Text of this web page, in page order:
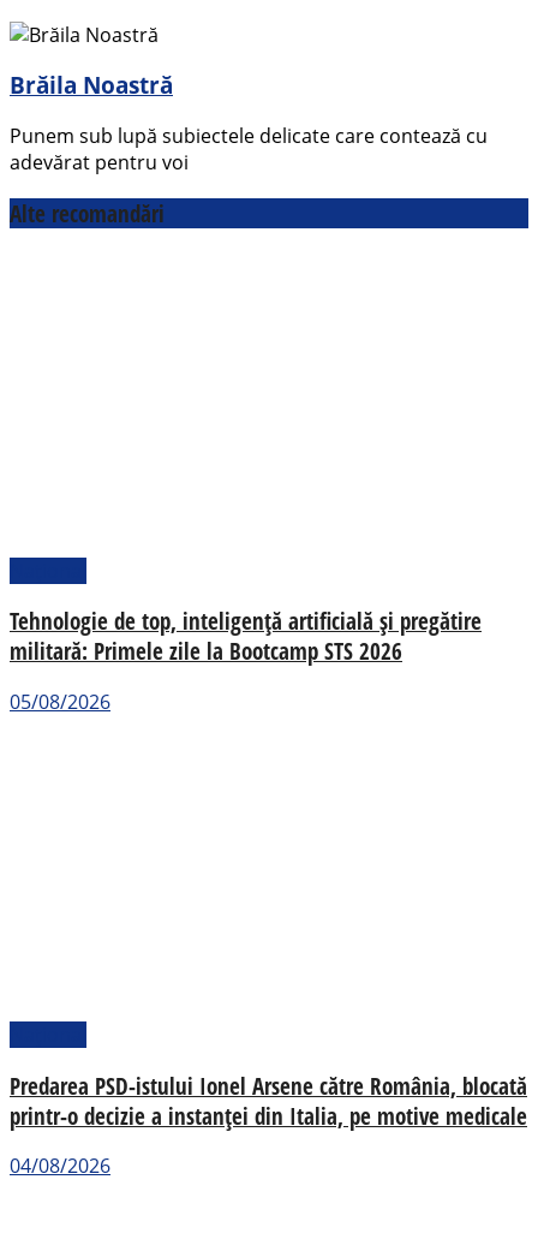
Brăila Noastră
Punem sub lupă subiectele delicate care contează cu
adevărat pentru voi
Alte recomandări
Tehnologie de top, inteligență artificială și pregătire
militară: Primele zile la Bootcamp STS 2026
05/08/2026
Predarea PSD-istului Ionel Arsene către România, blocată
printr-o decizie a instanței din Italia, pe motive medicale
04/08/2026